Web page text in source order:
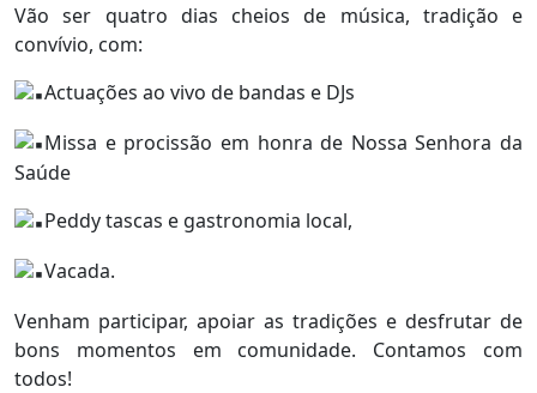
Vão ser quatro dias cheios de música, tradição e
convívio, com:
Actuações ao vivo de bandas e DJs
Missa e procissão em honra de Nossa Senhora da
Saúde
Peddy tascas e gastronomia local,
Vacada.
Venham participar, apoiar as tradições e desfrutar de
bons momentos em comunidade. Contamos com
todos!